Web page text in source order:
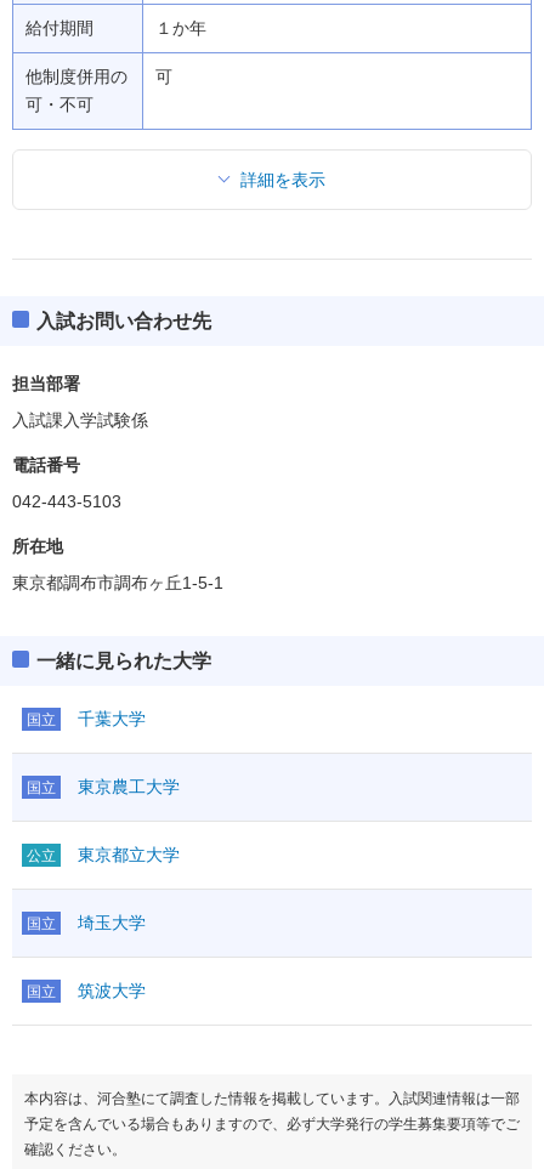
給付期間 １か年
他制度併用の
可・不可
可
詳細を表示
入試お問い合わせ先
担当部署
入試課入学試験係
電話番号
042-443-5103
所在地
東京都調布市調布ヶ丘1-5-1
一緒に見られた大学
国立 千葉大学
国立 東京農工大学
公立 東京都立大学
国立 埼玉大学
国立 筑波大学
本内容は、河合塾にて調査した情報を掲載しています。入試関連情報は一部
予定を含んでいる場合もありますので、必ず大学発行の学生募集要項等でご
確認ください。